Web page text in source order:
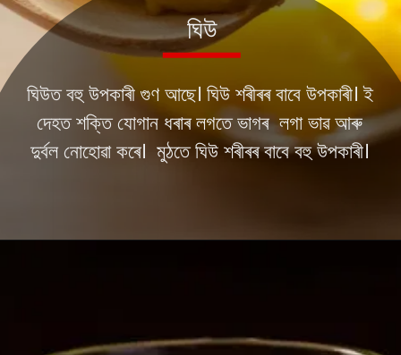
ঘিউত বহু উপকাৰী গুণ আছে। ঘিউ শৰীৰৰ বাবে উপকাৰী। ই
দেহত শক্তি যোগান ধৰাৰ লগতে ভাগৰ লগা ভাৱ আৰু
দুৰ্বল নোহোৱা কৰে। মুঠতে ঘিউ শৰীৰৰ বাবে বহু উপকাৰী।
ঘিউ